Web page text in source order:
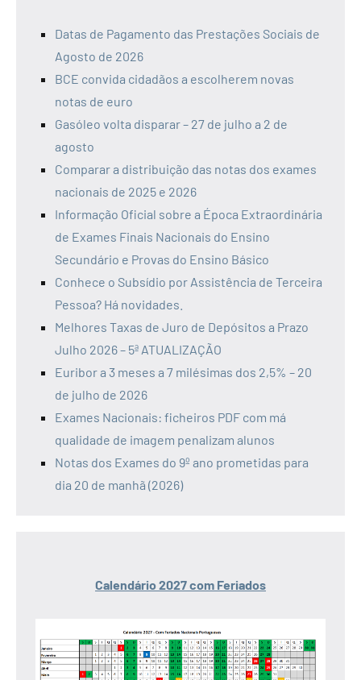
Datas de Pagamento das Prestações Sociais de
Agosto de 2026
BCE convida cidadãos a escolherem novas
notas de euro
Gasóleo volta disparar – 27 de julho a 2 de
agosto
Comparar a distribuição das notas dos exames
nacionais de 2025 e 2026
Informação Oficial sobre a Época Extraordinária
de Exames Finais Nacionais do Ensino
Secundário e Provas do Ensino Básico
Conhece o Subsídio por Assistência de Terceira
Pessoa? Há novidades.
Melhores Taxas de Juro de Depósitos a Prazo
Julho 2026 – 5ª ATUALIZAÇÃO
Euribor a 3 meses a 7 milésimas dos 2,5% – 20
de julho de 2026
Exames Nacionais: ficheiros PDF com má
qualidade de imagem penalizam alunos
Notas dos Exames do 9º ano prometidas para
dia 20 de manhã (2026)
Calendário 2027 com Feriados